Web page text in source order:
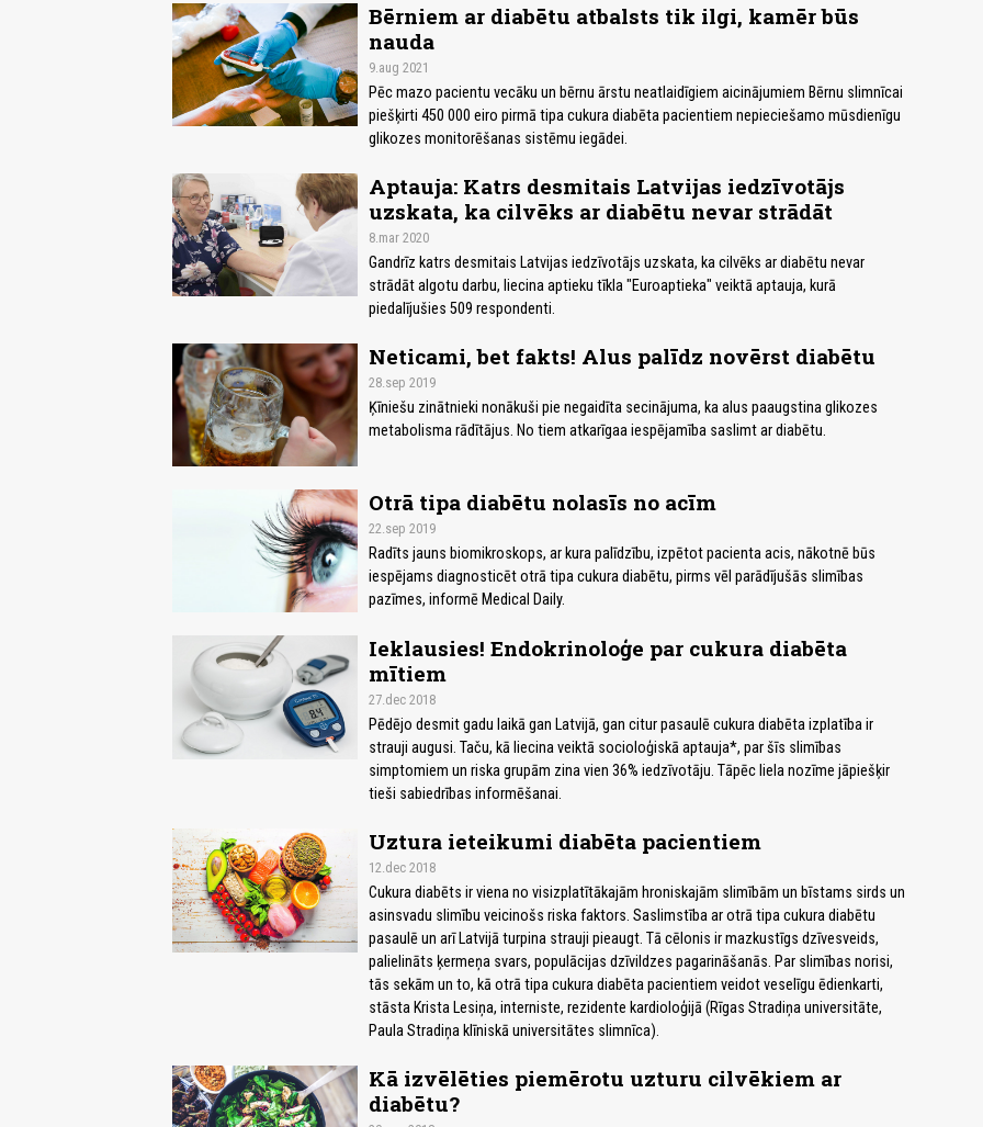
Bērniem ar diabētu atbalsts tik ilgi, kamēr būs
nauda
9.aug 2021
Pēc mazo pacientu vecāku un bērnu ārstu neatlaidīgiem aicinājumiem Bērnu slimnīcai
piešķirti 450 000 eiro pirmā tipa cukura diabēta pacientiem nepieciešamo mūsdienīgu
glikozes monitorēšanas sistēmu iegādei.
Aptauja: Katrs desmitais Latvijas iedzīvotājs
uzskata, ka cilvēks ar diabētu nevar strādāt
8.mar 2020
Gandrīz katrs desmitais Latvijas iedzīvotājs uzskata, ka cilvēks ar diabētu nevar
strādāt algotu darbu, liecina aptieku tīkla "Euroaptieka" veiktā aptauja, kurā
piedalījušies 509 respondenti.
Neticami, bet fakts! Alus palīdz novērst diabētu
28.sep 2019
Ķīniešu zinātnieki nonākuši pie negaidīta secinājuma, ka alus paaugstina glikozes
metabolisma rādītājus. No tiem atkarīgaa iespējamība saslimt ar diabētu.
Otrā tipa diabētu nolasīs no acīm
22.sep 2019
Radīts jauns biomikroskops, ar kura palīdzību, izpētot pacienta acis, nākotnē būs
iespējams diagnosticēt otrā tipa cukura diabētu, pirms vēl parādījušās slimības
pazīmes, informē Medical Daily.
Ieklausies! Endokrinoloģe par cukura diabēta
mītiem
27.dec 2018
Pēdējo desmit gadu laikā gan Latvijā, gan citur pasaulē cukura diabēta izplatība ir
strauji augusi. Taču, kā liecina veiktā socioloģiskā aptauja*, par šīs slimības
simptomiem un riska grupām zina vien 36% iedzīvotāju. Tāpēc liela nozīme jāpiešķir
tieši sabiedrības informēšanai.
Uztura ieteikumi diabēta pacientiem
12.dec 2018
Cukura diabēts ir viena no visizplatītākajām hroniskajām slimībām un bīstams sirds un
asinsvadu slimību veicinošs riska faktors. Saslimstība ar otrā tipa cukura diabētu
pasaulē un arī Latvijā turpina strauji pieaugt. Tā cēlonis ir mazkustīgs dzīvesveids,
palielināts ķermeņa svars, populācijas dzīvildzes pagarināšanās. Par slimības norisi,
tās sekām un to, kā otrā tipa cukura diabēta pacientiem veidot veselīgu ēdienkarti,
stāsta Krista Lesiņa, interniste, rezidente kardioloģijā (Rīgas Stradiņa universitāte,
Paula Stradiņa klīniskā universitātes slimnīca).
Kā izvēlēties piemērotu uzturu cilvēkiem ar
diabētu?